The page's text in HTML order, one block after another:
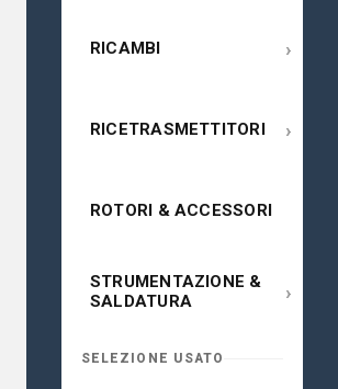
RICAMBI ›
RICETRASMETTITORI ›
ROTORI & ACCESSORI
STRUMENTAZIONE &
SALDATURA
›
SELEZIONE USATO